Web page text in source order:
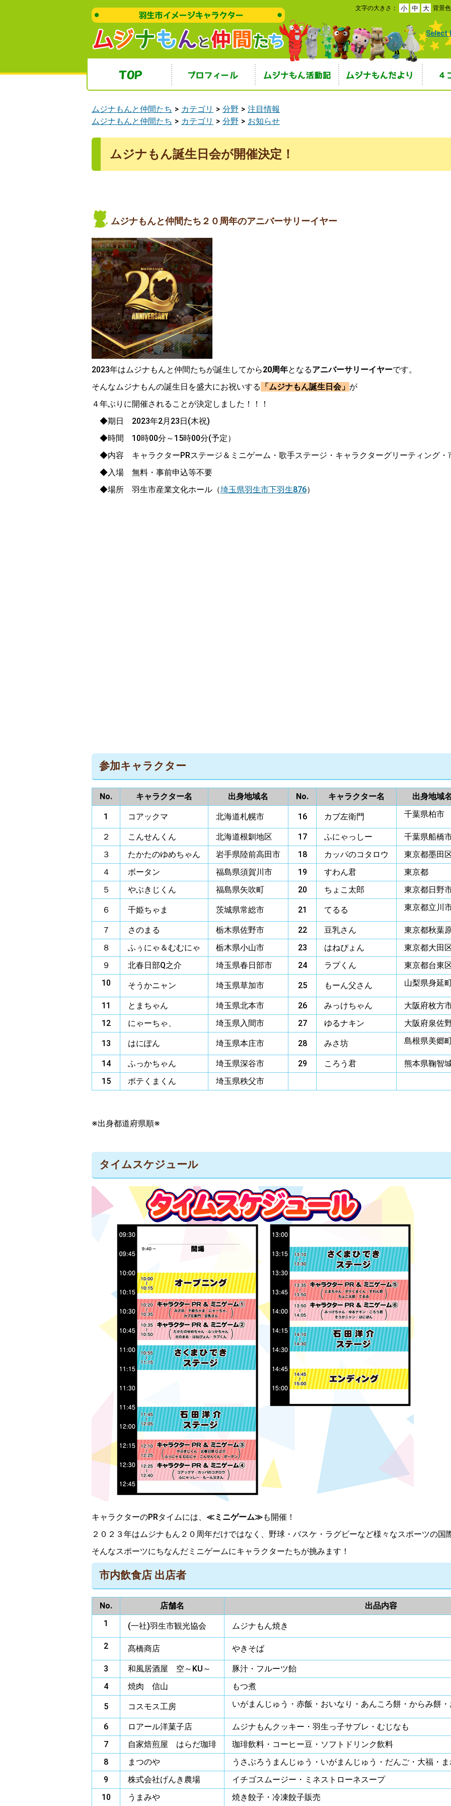
羽生市イメージキャラクター ムジナもんと仲間た
本
へ
移
動
文字の大きさ： 小 中 大 背景色
Select
トップ プロフィール ムジナもん活動記 ムジナもんだより ４コマ
ムジナもんと仲間たち
カテゴリ 分野
注目情報
ムジナもんと仲間たち
カテゴリ 分野 お知らせ
ムジナもん誕生日会が開催決定！
ムジナもんと仲間たち２０周年のアニバーサリーイヤー
2023年はムジナもんと仲間たちが誕生してから20周年となるアニバーサリーイヤーです。
そんなムジナもんの誕生日を盛大にお祝いする 「ムジナもん誕生日会」 が
４年ぶりに開催されることが決定しました！！！
◆期日 2023年2月23日(木祝)
◆時間 10時00分～15時00分(予定）
◆内容 キャラクターPRステージ＆ミニゲーム・歌手ステージ・キャラクターグリーティング・
◆入場 無料・事前申込等不要
◆場所 羽生市産業文化ホール（埼玉県羽生市下羽生876）
参加キャラクター
No. キャラクター名 出身地域名 No. キャラクター名 出身地域名
1 コアックマ 北海道札幌市 16 カブ左衛門 千葉県柏市
２ こんせんくん 北海道根釧地区 17 ふにゃっしー
千葉県船橋
３
たかたのゆめちゃん 岩手県陸前高田市 18 カッパのコタロウ
東京都墨田
４
ボータン 福島県須賀川市 19 すわん君
東京都
５
やぶきじくん 福島県矢吹町 20 ちょこ太郎 東京都日野
６ 千姫ちゃま 茨城県常総市 21 てるる 東京都立川
７ さのまる 栃木県佐野市 22 豆乳さん
東京都秋葉
８
ふぅにゃ＆むむにゃ 栃木県小山市 23 はねぴょん
東京都大田
９
北春日部Q之介 埼玉県春日部市 24 ラプくん
東京都台東
10
そうかニャン 埼玉県草加市 25 もーん父さん 山梨県身延
11 とまちゃん 埼玉県北本市 26 みっけちゃん
大阪府枚方
12
にゃーちゃ、 埼玉県入間市 27 ゆるナキン 大阪府泉佐
13 はにぽん 埼玉県本庄市 28 みさ坊 島根県美郷
14 ふっかちゃん 埼玉県深谷市 29 ころう君
熊本県鞠智
15
ポテくまくん 埼玉県秩父市
※出身都道府県順※
タイムスケジュール
キャラクターのPRタイムには、 ≪ミニゲーム≫も開催！
２０２３年はムジナもん２０周年だけではなく、野球・バスケ・ラグビーなど様々なスポーツの国
そんなスポーツにちなんだミニゲームにキャラクターたちが挑みます！
市内飲食店 出店者
No. 店舗名
出品内容
1
(一社)羽生市観光協会 ムジナもん焼き
2 髙橋商店 やきそば
3 和風居酒屋 空～KU～
豚汁・フルーツ飴
4
焼肉 信山 もつ煮
5 コスモス工房 いがまんじゅう・赤飯・おいなり・あんころ餅・からみ餅
6 ロアール洋菓子店
ムジナもんクッキー・羽生っ子サブレ・むじなも
7
自家焙煎屋 はらだ珈琲
珈琲飲料・コーヒー豆・ソフトドリンク飲料
8
まつのや
うさぶろうまんじゅう・いがまんじゅう・だんご・大福・
9
株式会社げんき農場
イチゴスムージー・ミネストローネスープ
10
うまみや 焼き餃子・冷凍餃子販売